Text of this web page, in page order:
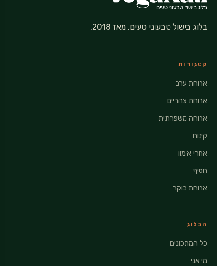
בלוג בישול טבעוני טעים. מאז 2018.
קטגוריות
ארוחת ערב
ארוחת צהריים
ארוחה משפחתית
קינוח
אחרי אימון
חטיף
ארוחת בוקר
הבלוג
כל המתכונים
מי אני